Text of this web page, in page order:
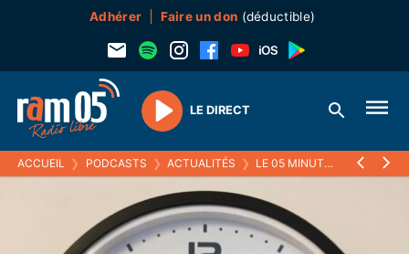
Adhérer Faire un don (déductible)
Play
LE DIRECT
ACCUEIL ❯ PODCASTS ❯ ACTUALITÉS ❯ LE 05 MINUTES 09